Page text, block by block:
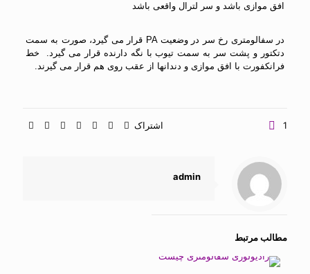
افق موازی باشد و سر لترال واقعی باشد
در سفالومتری رخ سر در وضعیت PA قرار می گیرد، صورت به سمت
دتکتور و پشت سر به سمت تیوب با نگه دارنده قرار می گیرد. خط
فرانکفورت با افق موازی و دندانها از عقب روی هم قرار می گیرند.
اشتراک 1
admin
مطالب مرتبط